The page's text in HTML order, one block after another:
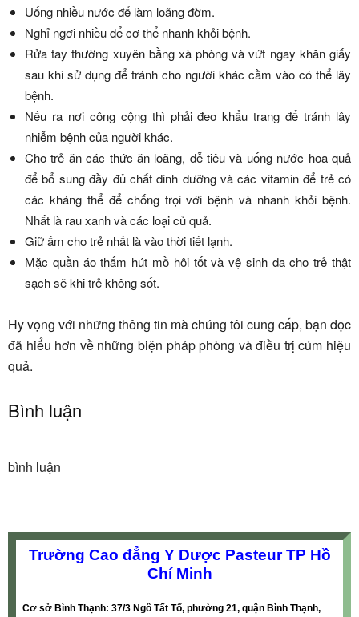
Uống nhiều nước để làm loãng đờm.
Nghỉ ngơi nhiều để cơ thể nhanh khỏi bệnh.
Rửa tay thường xuyên bằng xà phòng và vứt ngay khăn giấy
sau khi sử dụng để tránh cho người khác cầm vào có thể lây
bệnh.
Nếu ra nơi công cộng thì phải đeo khẩu trang để tránh lây
nhiễm bệnh của người khác.
Cho trẻ ăn các thức ăn loãng, dễ tiêu và uống nước hoa quả
để bổ sung đầy đủ chất dinh dưỡng và các vitamin để trẻ có
các kháng thể để chống trọi với bệnh và nhanh khỏi bệnh.
Nhất là rau xanh và các loại củ quả.
Giữ ấm cho trẻ nhất là vào thời tiết lạnh.
Mặc quần áo thấm hút mồ hôi tốt và vệ sinh da cho trẻ thật
sạch sẽ khi trẻ không sốt.
Hy vọng với những thông tin mà chúng tôi cung cấp, bạn đọc
đã hiểu hơn về những biện pháp phòng và điều trị cúm hiệu
quả.
Bình luận
bình luận
Trường Cao đẳng Y Dược Pasteur TP Hồ
Chí Minh
Cơ sở Bình Thạnh: 37/3 Ngô Tất Tố, phường 21, quận Bình Thạnh,